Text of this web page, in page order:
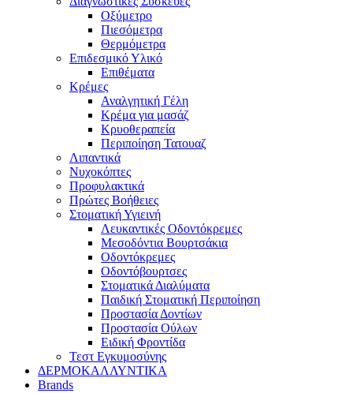
Οξύμετρο
Πιεσόμετρα
Θερμόμετρα
Επιδεσμικό Υλικό
Επιθέματα
Κρέμες
Αναλγητική Γέλη
Κρέμα για μασάζ
Κρυοθεραπεία
Περιποίηση Τατουαζ
Λιπαντικά
Νυχοκόπτες
Προφυλακτικά
Πρώτες Βοήθειες
Στοματική Υγιεινή
Λευκαντικές Οδοντόκρεμες
Μεσοδόντια Βουρτσάκια
Οδοντόκρεμες
Οδοντόβουρτσες
Στοματικά Διαλύματα
Παιδική Στοματική Περιποίηση
Προστασία Δοντίων
Προστασία Ούλων
Ειδική Φροντίδα
Τεστ Εγκυμοσύνης
ΔΕΡΜΟΚΑΛΛΥΝΤΙΚΑ
Brands